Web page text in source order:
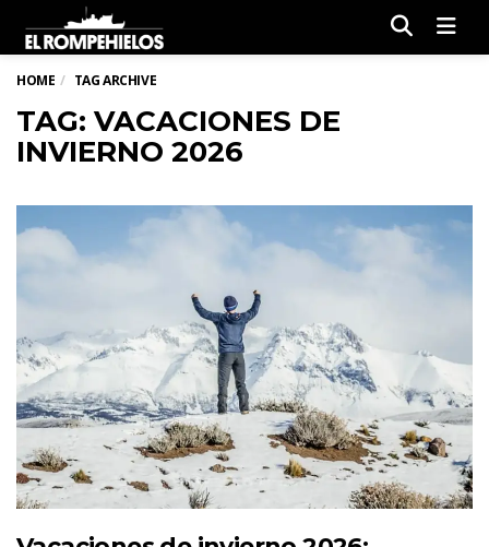
HOME TAG ARCHIVE
TAG: VACACIONES DE
INVIERNO 2026